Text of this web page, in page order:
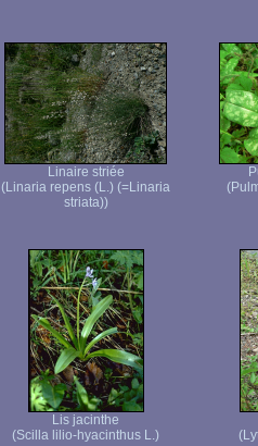
Linaire striée
(Linaria repens (L.) (=Linaria
striata))
Lis jacinthe
(Scilla lilio-hyacinthus L.)